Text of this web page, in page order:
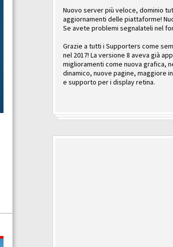
Nuovo server più veloce, dominio
aggiornamenti delle piattaforme!
Se avete problemi segnalateli nel
Grazie a tutti i Supporters come
nel 2017! La versione 8 aveva già
miglioramenti come nuova grafica,
dinamico, nuove pagine, maggiore
e supporto per i display retina.